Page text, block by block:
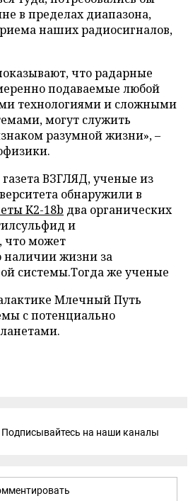
в пределах диапазона,
наших радиосигналов,
что радарные
подаваемые любой
технологиями и сложными
могут служить
разумной жизни», –
ВЗГЛЯД, ученые из
обнаружили в
K2-18b два органических
и
что может
наличии жизни за
системы.Тогда же ученые
Млечный Путь
с потенциально
Подписывайтесь на наши каналы